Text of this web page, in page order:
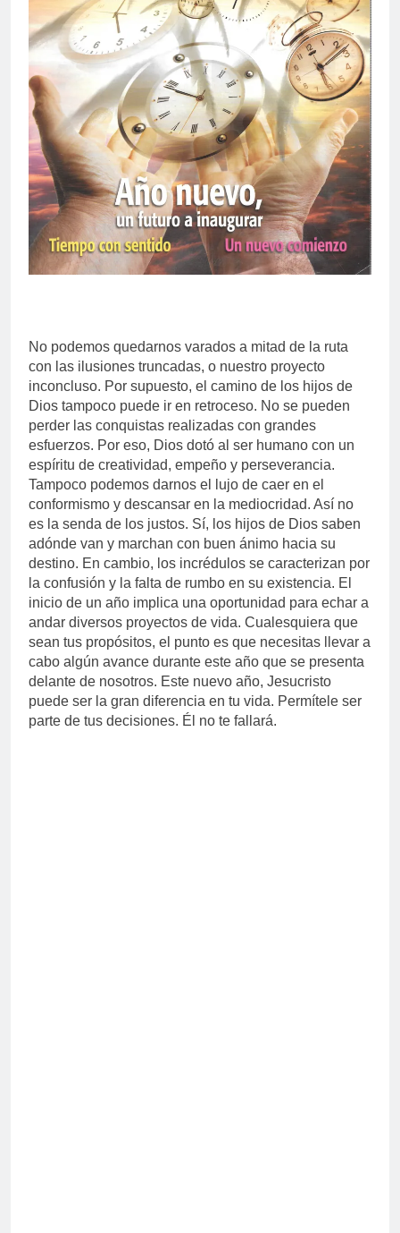
No podemos quedarnos varados a mitad de la ruta
con las ilusiones truncadas, o nuestro proyecto
inconcluso. Por supuesto, el camino de los hijos de
Dios tampoco puede ir en retroceso. No se pueden
perder las conquistas realizadas con grandes
esfuerzos. Por eso, Dios dotó al ser humano con un
espíritu de creatividad, empeño y perseverancia.
Tampoco podemos darnos el lujo de caer en el
conformismo y descansar en la mediocridad. Así no
es la senda de los justos. Sí, los hijos de Dios saben
adónde van y marchan con buen ánimo hacia su
destino. En cambio, los incrédulos se caracterizan por
la confusión y la falta de rumbo en su existencia. El
inicio de un año implica una oportunidad para echar a
andar diversos proyectos de vida. Cualesquiera que
sean tus propósitos, el punto es que necesitas llevar a
cabo algún avance durante este año que se presenta
delante de nosotros. Este nuevo año, Jesucristo
puede ser la gran diferencia en tu vida. Permítele ser
parte de tus decisiones. Él no te fallará.